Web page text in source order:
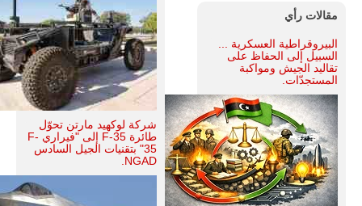
مقالات رأي
البيروقراطية العسكرية ...
السبيل إلى الحفاظ على
تقاليد الجيش ومواكبة
المستجدّات.
شركة لوكهيد مارتن تحوّل
طائرة F-35 إلى "فيراري F-
35" بتقنيات الجيل السادس
NGAD.